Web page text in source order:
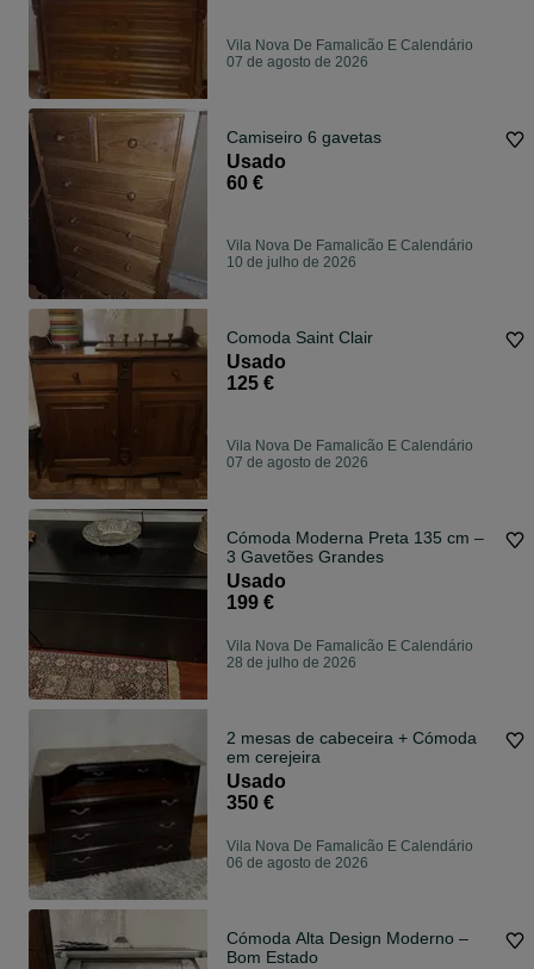
Vila Nova De Famalicão E Calendário
07 de agosto de 2026
Camiseiro 6 gavetas
Usado
60 €
Vila Nova De Famalicão E Calendário
10 de julho de 2026
Comoda Saint Clair
Usado
125 €
Vila Nova De Famalicão E Calendário
07 de agosto de 2026
Cómoda Moderna Preta 135 cm –
3 Gavetões Grandes
Usado
199 €
Vila Nova De Famalicão E Calendário
28 de julho de 2026
2 mesas de cabeceira + Cómoda
em cerejeira
Usado
350 €
Vila Nova De Famalicão E Calendário
06 de agosto de 2026
Cómoda Alta Design Moderno –
Bom Estado